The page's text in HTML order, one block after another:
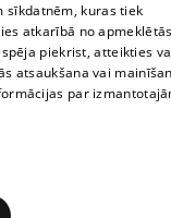
sīkdatnēm, kuras tiek
atkarībā no
piekrist, atteikties
atsaukšana vai
par